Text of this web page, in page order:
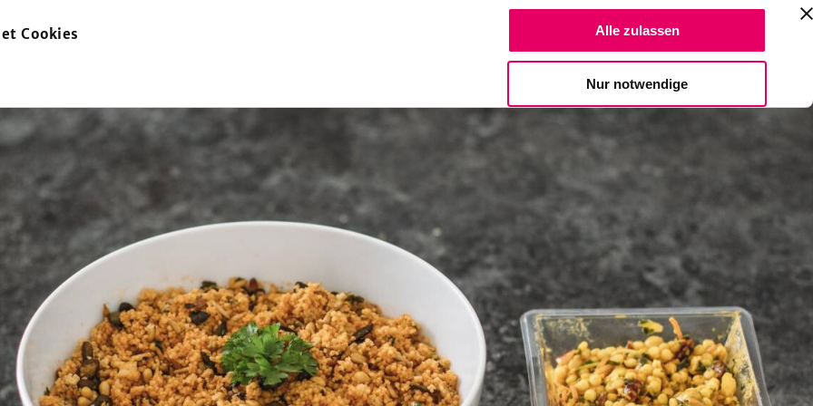
Cookies Alle zulassen
Nur notwendige
Spendiere einen Kaffee
Suche